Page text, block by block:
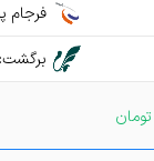
فرجام